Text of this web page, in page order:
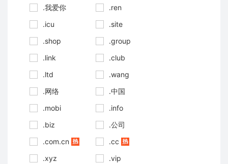
.我爱你
.ren
.icu
.site
.shop
.group
.link
.club
.ltd
.wang
.网络
.中国
.mobi
.info
.biz
.公司
.com.cn
.cc
.xyz
.vip